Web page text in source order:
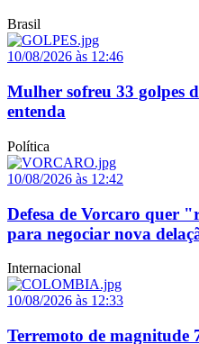
Brasil
10/08/2026 às 12:46
Mulher sofreu 33 golpes
entenda
Política
10/08/2026 às 12:42
Defesa de Vorcaro quer
para negociar nova
Internacional
10/08/2026 às 12:33
Terremoto de magnitude